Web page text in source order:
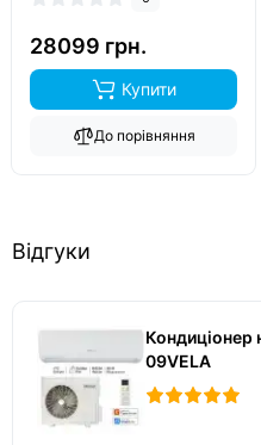
28099 грн.
Купити
До порівняння
Відгуки
Кондиціонер
09VELA